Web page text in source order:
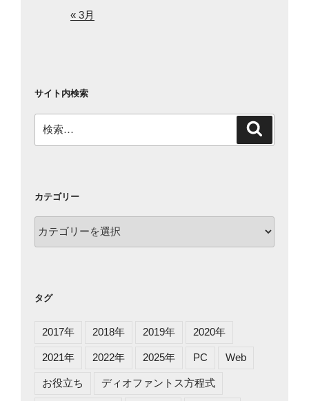
« 3月
サイト内検索
索:
カテゴリー
テ
タグ
2017年 2018年 2019年 2020年
2021年 2022年 2025年 PC Web
お役立ち ディオファントス方程式